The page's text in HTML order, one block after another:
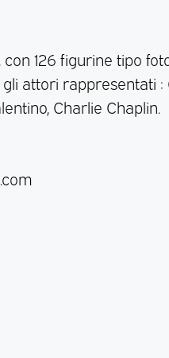
126 figurine tipo
attori rappresentati :
Charlie Chaplin.